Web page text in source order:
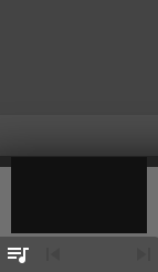
queue_music